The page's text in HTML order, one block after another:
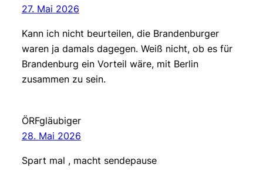
27. Mai 2026
Kann ich nicht beurteilen, die Brandenburger
waren ja damals dagegen. Weiß nicht, ob es für
Brandenburg ein Vorteil wäre, mit Berlin
zusammen zu sein.
ÖRFgläubiger
28. Mai 2026
Spart mal , macht sendepause